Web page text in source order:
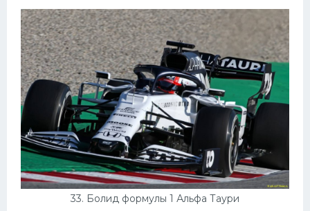
33. Болид формулы 1 Альфа Таури